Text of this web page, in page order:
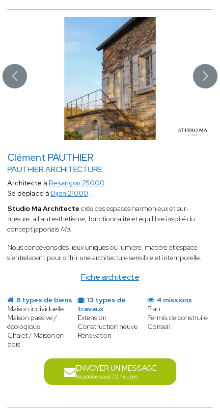
Clément PAUTHIER
PAUTHIER ARCHITECTURE
Fiche architecte
Architecte à Besançon 25000
Se déplace à Dijon 21000
Studio Ma Architecte crée des espaces harmonieux et sur-
mesure, alliant esthétisme, fonctionnalité et équilibre inspiré du
concept japonais Ma.
Nous concevons des lieux uniques où lumière, matière et espace
s’entrelacent pour offrir une architecture sensible et intemporelle.
8 types de biens
Maison individuelle
Maison passive /
écologique
Chalet / Maison en
bois
13 types de
travaux
Extension
Construction neuve
Rénovation
4 missions
Plan
Permis de construire
Conseil
ENVOYER UN MESSAGE
Réponse sous 72 heures